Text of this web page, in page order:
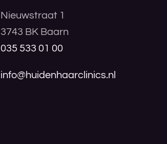
Nieuwstraat 1
3743 BK Baarn
035 533 01 00
info@huidenhaarclinics.nl